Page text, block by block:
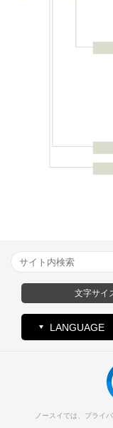
文字サイ
LANGUAGE
ノースイでは、プライ